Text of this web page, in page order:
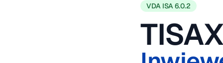
VDA ISA 6.0.2